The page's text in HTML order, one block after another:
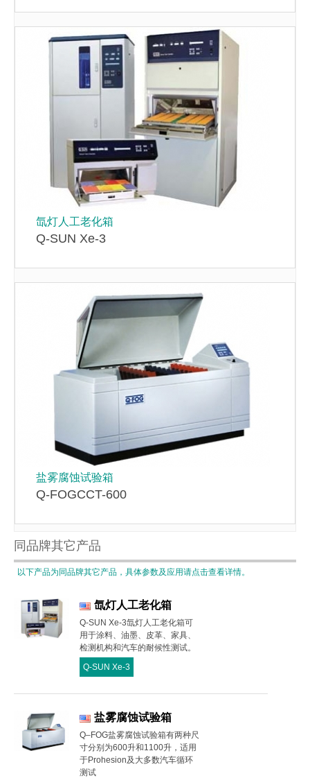
氙灯人工老化箱
Q-SUN Xe-3
盐雾腐蚀试验箱
Q-FOGCCT-600
同品牌其它产品
以下产品为同品牌其它产品，具体参数及应用请点击查看详情。
氙灯人工老化箱
Q-SUN Xe-3氙灯人工老化箱可
用于涂料、油墨、皮革、家具、
检测机构和汽车的耐候性测试。
Q-SUN Xe-3
盐雾腐蚀试验箱
Q–FOG盐雾腐蚀试验箱有两种尺
寸分别为600升和1100升，适用
于Prohesion及大多数汽车循环
测试